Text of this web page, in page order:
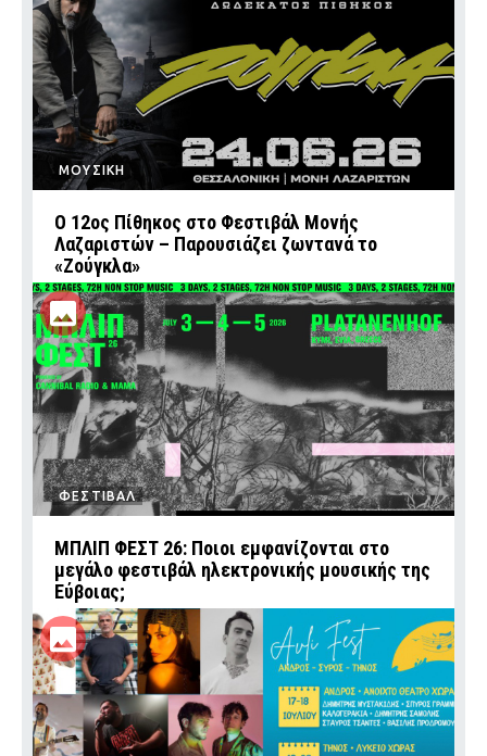
ΜΟΥΣΙΚΗ
Ο 12ος Πίθηκος στο Φεστιβάλ Μονής
Λαζαριστών – Παρουσιάζει ζωντανά το
«Ζούγκλα»
ΦΕΣΤΙΒΑΛ
ΜΠΛΙΠ ΦΕΣΤ 26: Ποιοι εμφανίζονται στο
μεγάλο φεστιβάλ ηλεκτρονικής μουσικής της
Εύβοιας;